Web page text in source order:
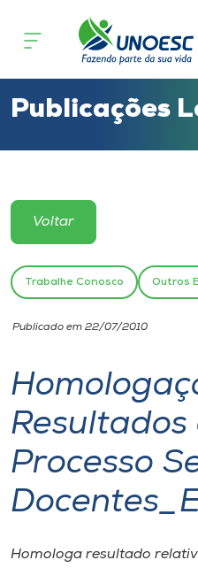
Cursos
Atendimento ao
Portal de Ensino
Unoesc
Internacionalização
I.nova
Diplomados
Publicações
Voltar
Trabalhe Conosco Outros
Publicado em 22/07/2010
Resultados
Processo
Homologa resultado